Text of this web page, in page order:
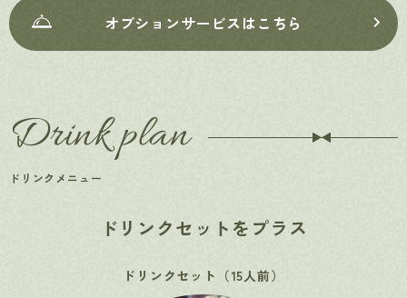
オプションサービスはこちら
Drink plan
ドリンクメニュー
ドリンクセットをプラス
ドリンクセット（15人前）